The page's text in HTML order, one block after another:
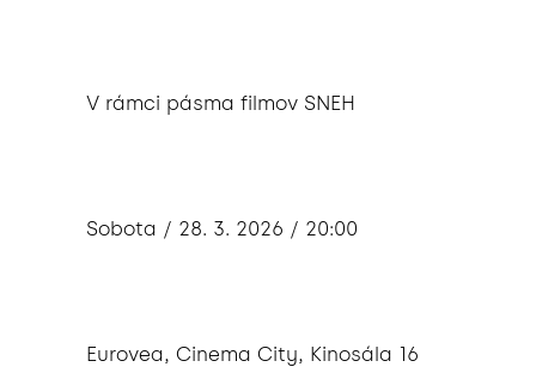
V rámci pásma filmov SNEH
Sobota / 28. 3. 2026 / 20:00
Eurovea, Cinema City, Kinosála 16